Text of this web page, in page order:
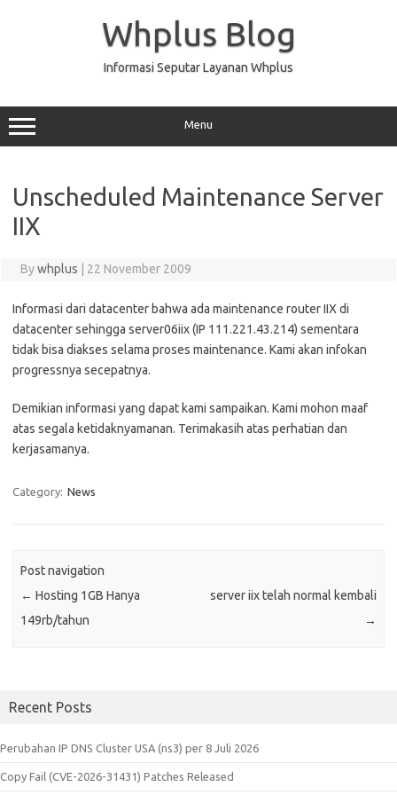
Whplus Blog
Informasi Seputar Layanan Whplus
Menu
Unscheduled Maintenance Server
IIX
Bywhplus 22 November 2009
Informasi dari datacenter bahwa ada maintenance router IIX di
datacenter sehingga server06iix (IP 111.221.43.214) sementara
tidak bisa diakses selama proses maintenance. Kami akan infokan
progressnya secepatnya.
Demikian informasi yang dapat kami sampaikan. Kami mohon maaf
atas segala ketidaknyamanan. Terimakasih atas perhatian dan
kerjasamanya.
Category: News
Post navigation
← Hosting 1GB Hanya
149rb/tahun
server iix telah normal kembali
→
Recent Posts
Perubahan IP DNS Cluster USA (ns3) per 8 Juli 2026
Copy Fail (CVE-2026-31431) Patches Released